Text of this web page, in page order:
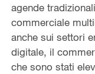
agende
commerciale
anche sui settori
digitale, il
che sono stati